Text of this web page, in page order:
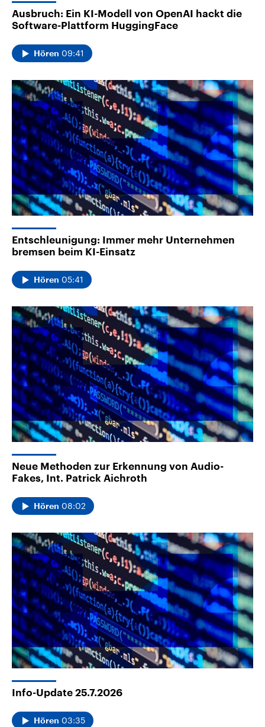
Ausbruch: Ein KI-Modell von OpenAI hackt die
Software-Plattform HuggingFace
Hören 09:41
Entschleunigung: Immer mehr Unternehmen
bremsen beim KI-Einsatz
Hören 05:41
Neue Methoden zur Erkennung von Audio-
Fakes, Int. Patrick Aichroth
Hören 08:02
Info-Update 25.7.2026
Hören 03:35